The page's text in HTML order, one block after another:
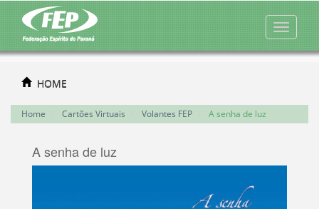
HOME
Home Cartões Virtuais Volantes FEP A senha de luz
A senha de luz